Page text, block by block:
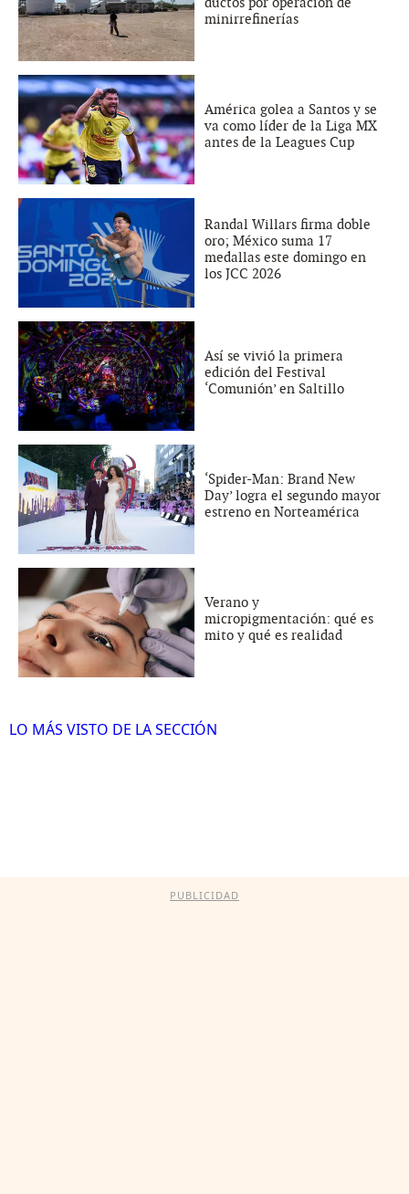
minirrefinerías
América golea a Santos y se
va como líder de la Liga MX
antes de la Leagues Cup
Randal Willars firma doble
oro; México suma 17
medallas este domingo en
los JCC 2026
Así se vivió la primera
edición del Festival
‘Comunión’ en Saltillo
‘Spider-Man: Brand New
Day’ logra el segundo mayor
estreno en Norteamérica
Verano y
micropigmentación: qué es
mito y qué es realidad
LO MÁS VISTO DE LA SECCIÓN
PUBLICIDAD